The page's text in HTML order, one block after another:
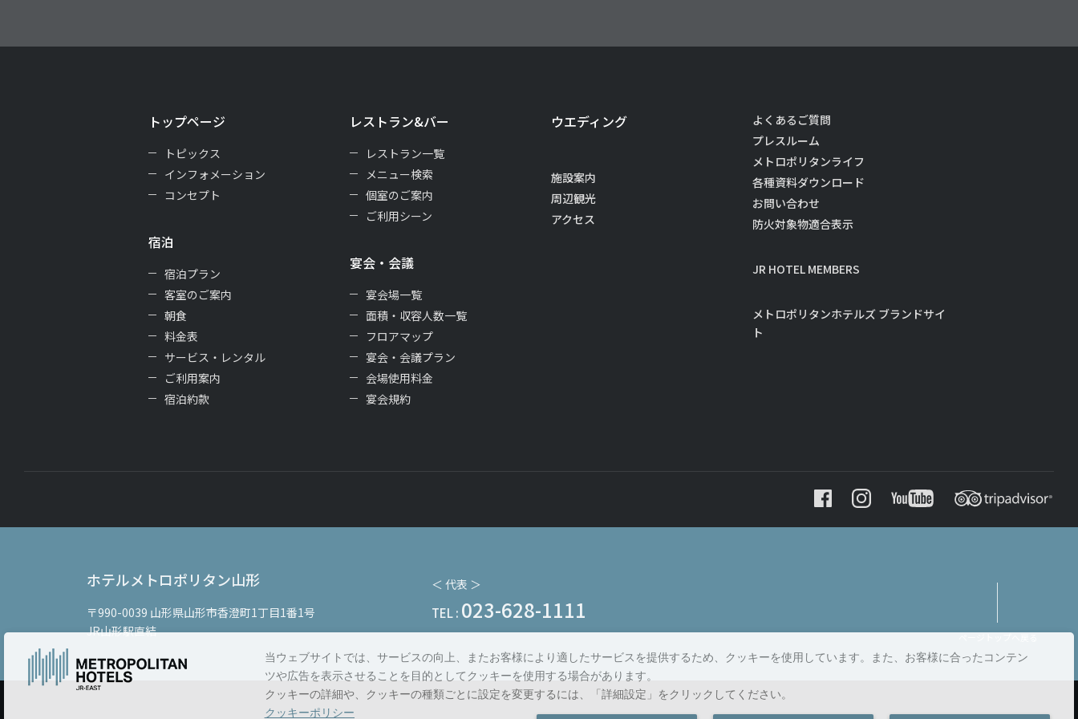
トップページ
トピックス
インフォメーション
コンセプト
宿泊
宿泊プラン
客室のご案内
朝食
料金表
サービス・レンタル
ご利用案内
宿泊約款
レストラン&バー
レストラン一覧
メニュー検索
個室のご案内
ご利用シーン
宴会・会議
宴会場一覧
面積・収容人数一覧
フロアマップ
宴会・会議プラン
会場使用料金
宴会規約
ウエディング
施設案内
周辺観光
アクセス
よくあるご質問
プレスルーム
メトロポリタンライフ
各種資料ダウンロード
お問い合わせ
防火対象物適合表示
JR HOTEL MEMBERS
メトロポリタンホテルズ ブランドサイ
ト
ホテルメトロポリタン山形
〒990-0039 山形県山形市香澄町1丁目1番1号
JR山形駅直結
＜ 代表 ＞
TEL : 023-628-1111
>
当ウェブサイトでは、サービスの向上、またお客様により適したサービスを提供するため、クッキーを使用しています。また、お客様に合ったコンテン
ツや広告を表示させることを目的としてクッキーを使用する場合があります。
クッキーの詳細や、クッキーの種類ごとに設定を変更するには、「詳細設定」をクリックしてください。
クッキーポリシー